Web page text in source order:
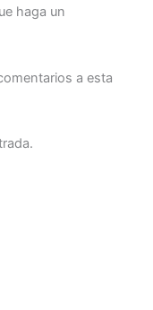
haga un
a esta